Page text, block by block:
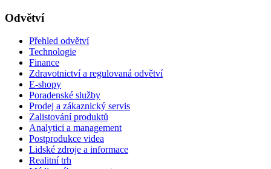
Odvětví
Přehled odvětví
Technologie
Finance
Zdravotnictví a regulovaná odvětví
E-shopy
Poradenské služby
Prodej a zákaznický servis
Zalistování produktů
Analytici a management
Postprodukce videa
Lidské zdroje a informace
Realitní trh